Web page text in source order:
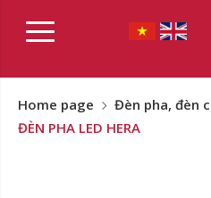
Home page
Đèn pha, đèn
ĐÈN PHA LED HERA